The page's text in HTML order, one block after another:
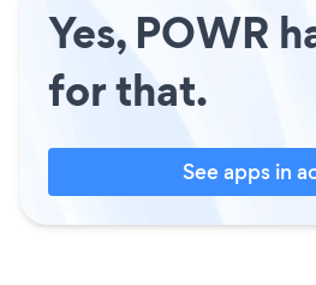
Yes, POWR
for that.
See apps in